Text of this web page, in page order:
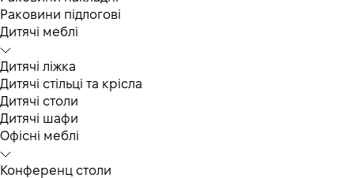
Раковини підлогові
Дитячі меблі
Дитячі ліжка
Дитячі стільці та крісла
Дитячі столи
Дитячі шафи
Офісні меблі
Конференц столи